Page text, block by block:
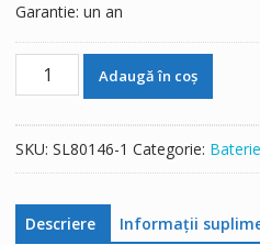
Garantie: un an
Cantitate
Baterie
pentru
5423275
5401269
Adaugă în coș
SKU: SL80146-1 Categorie:
Descriere Informații